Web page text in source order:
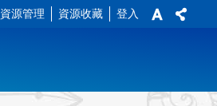
資源管理 資源收藏 登入